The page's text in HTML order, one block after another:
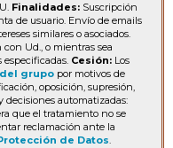
Finalidades: Suscripción
de usuario. Envío de emails
similares o asociados.
Ud., o mientras sea
especificadas. Cesión: Los
grupo por motivos de
oposición, supresión,
automatizadas:
que el tratamiento no se
reclamación ante la
de Datos.